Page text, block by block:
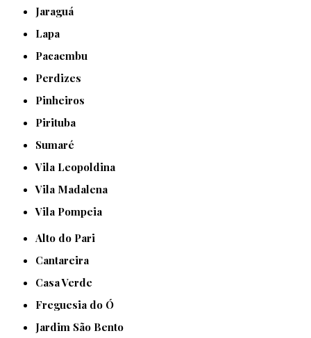
Jaraguá
Lapa
Pacaembu
Perdizes
Pinheiros
Pirituba
Sumaré
Vila Leopoldina
Vila Madalena
Vila Pompeia
Alto do Pari
Cantareira
Casa Verde
Freguesia do Ó
Jardim São Bento